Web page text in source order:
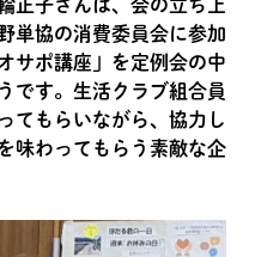
正子さんは、会の立ち上
単協の消費委員会に参加
サポ講座」を定例会の中
です。生活クラブ組合員
てもらいながら、協力し
味わってもらう素敵な企